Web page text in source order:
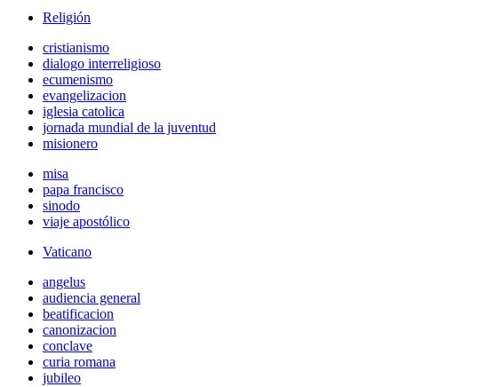
Religión
cristianismo
dialogo interreligioso
ecumenismo
evangelizacion
iglesia catolica
jornada mundial de la juventud
misionero
misa
papa francisco
sinodo
viaje apostólico
Vaticano
angelus
audiencia general
beatificacion
canonizacion
conclave
curia romana
jubileo